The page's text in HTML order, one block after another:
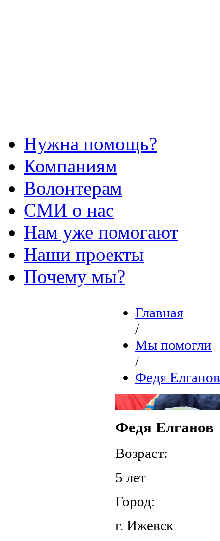
Нужна помощь?
Компаниям
Волонтерам
СМИ о нас
Нам уже помогают
Наши проекты
Почему мы?
Главная
/
Мы помогли
/
Федя Елганов
Федя Елганов
Возраст:
5 лет
Город:
г. Ижевск